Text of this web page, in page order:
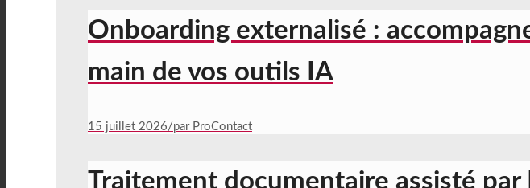
Onboarding externalisé :
main de vos outils IA
15 juillet 2026/par ProContact
Traitement documentaire assisté